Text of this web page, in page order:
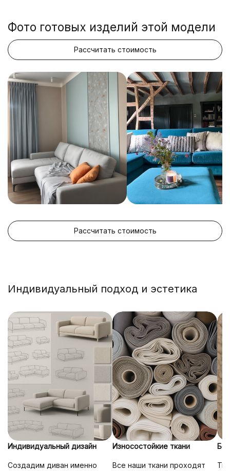
Фото готовых изделий этой модели
Рассчитать стоимость
Рассчитать стоимость
Индивидуальный подход и эстетика
Индивидуальный дизайн
Создадим диван именно
Износостойкие ткани
Все наши ткани проходят